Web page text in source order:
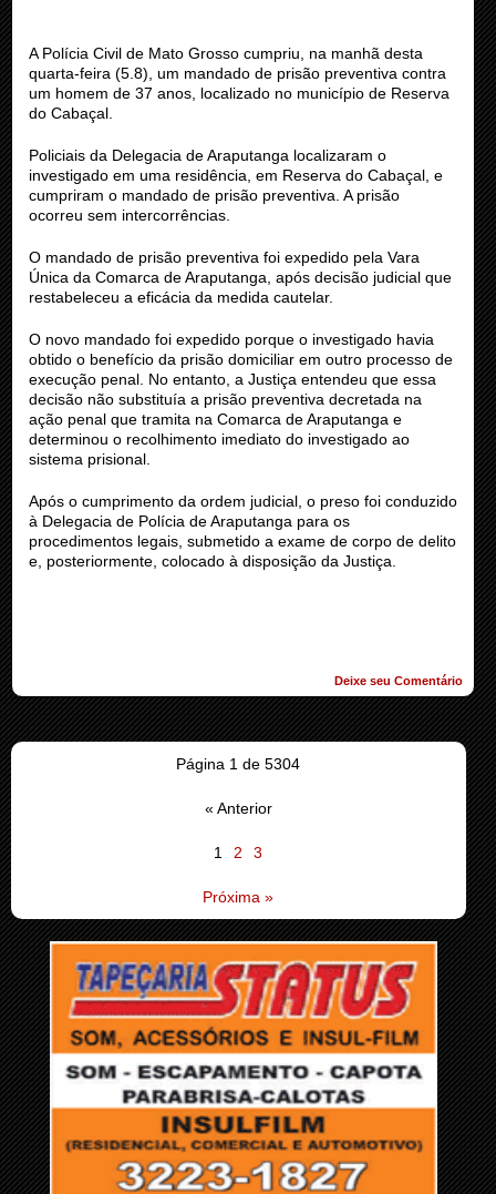
A Polícia Civil de Mato Grosso cumpriu, na manhã desta
quarta-feira (5.8), um mandado de prisão preventiva contra
um homem de 37 anos, localizado no município de Reserva
do Cabaçal.
Policiais da Delegacia de Araputanga localizaram o
investigado em uma residência, em Reserva do Cabaçal, e
cumpriram o mandado de prisão preventiva. A prisão
ocorreu sem intercorrências.
O mandado de prisão preventiva foi expedido pela Vara
Única da Comarca de Araputanga, após decisão judicial que
restabeleceu a eficácia da medida cautelar.
O novo mandado foi expedido porque o investigado havia
obtido o benefício da prisão domiciliar em outro processo de
execução penal. No entanto, a Justiça entendeu que essa
decisão não substituía a prisão preventiva decretada na
ação penal que tramita na Comarca de Araputanga e
determinou o recolhimento imediato do investigado ao
sistema prisional.
Após o cumprimento da ordem judicial, o preso foi conduzido
à Delegacia de Polícia de Araputanga para os
procedimentos legais, submetido a exame de corpo de delito
e, posteriormente, colocado à disposição da Justiça.
Deixe seu Comentário
Página 1 de 5304
« Anterior
1 2 3
Próxima »